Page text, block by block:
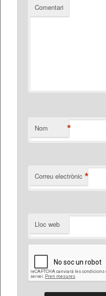
Comentari
Nom *
Correu electrònic *
Lloc web